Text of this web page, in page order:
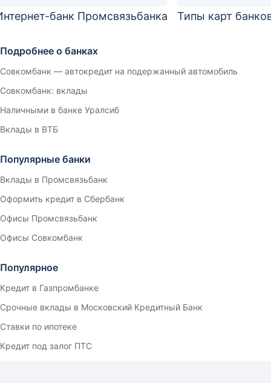
банк Промсвязьбанка Типы карт
Подробнее о банках
Совкомбанк — автокредит на подержанный автомобиль
Совкомбанк: вклады
Наличными в банке Уралсиб
Вклады в ВТБ
Популярные банки
Вклады в Промсвязьбанк
Оформить кредит в Сбербанк
Офисы Промсвязьбанк
Офисы Совкомбанк
Популярное
Кредит в Газпромбанке
Срочные вклады в Московский Кредитный Банк
Ставки по ипотеке
Кредит под залог ПТС